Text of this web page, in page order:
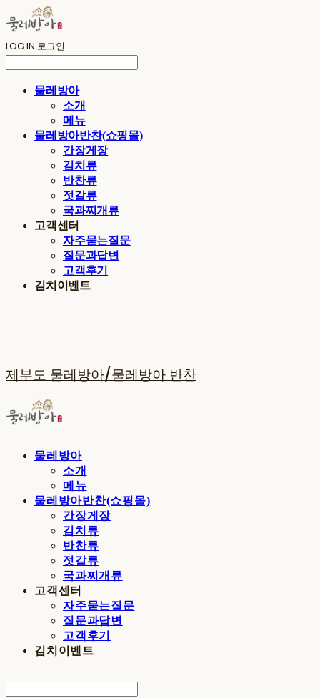
LOG IN 로그인
물레방아
소개
메뉴
물레방아반찬(쇼핑몰)
간장게장
김치류
반찬류
젓갈류
국과찌개류
고객센터
자주묻는질문
질문과답변
고객후기
김치이벤트
제부도 물레방아/물레방아 반찬
물레방아
소개
메뉴
물레방아반찬(쇼핑몰)
간장게장
김치류
반찬류
젓갈류
국과찌개류
고객센터
자주묻는질문
질문과답변
고객후기
김치이벤트